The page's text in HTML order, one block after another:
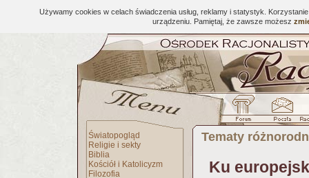
Używamy cookies w celach świadczenia usług, reklamy i statystyk.
urządzeniu. Pamiętaj, że zawsze możesz
Światopogląd
Religie i sekty
Biblia
Kościół i Katolicyzm
Filozofia
Tematy
Ku